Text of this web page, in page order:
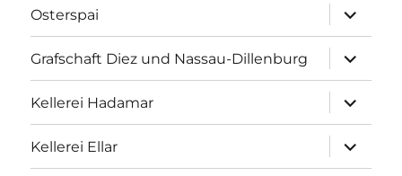
Osterspai
anzeigen
Grafschaft Diez und Nassau-Dillenburg
anzeigen
Kellerei Hadamar
anzeigen
Kellerei Ellar
anzeigen